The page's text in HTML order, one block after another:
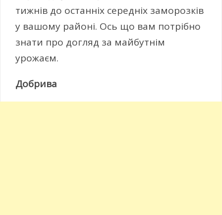
тижнів до останніх середніх заморозків
у вашому районі. Ось що вам потрібно
знати про догляд за майбутнім
урожаєм.
Добрива